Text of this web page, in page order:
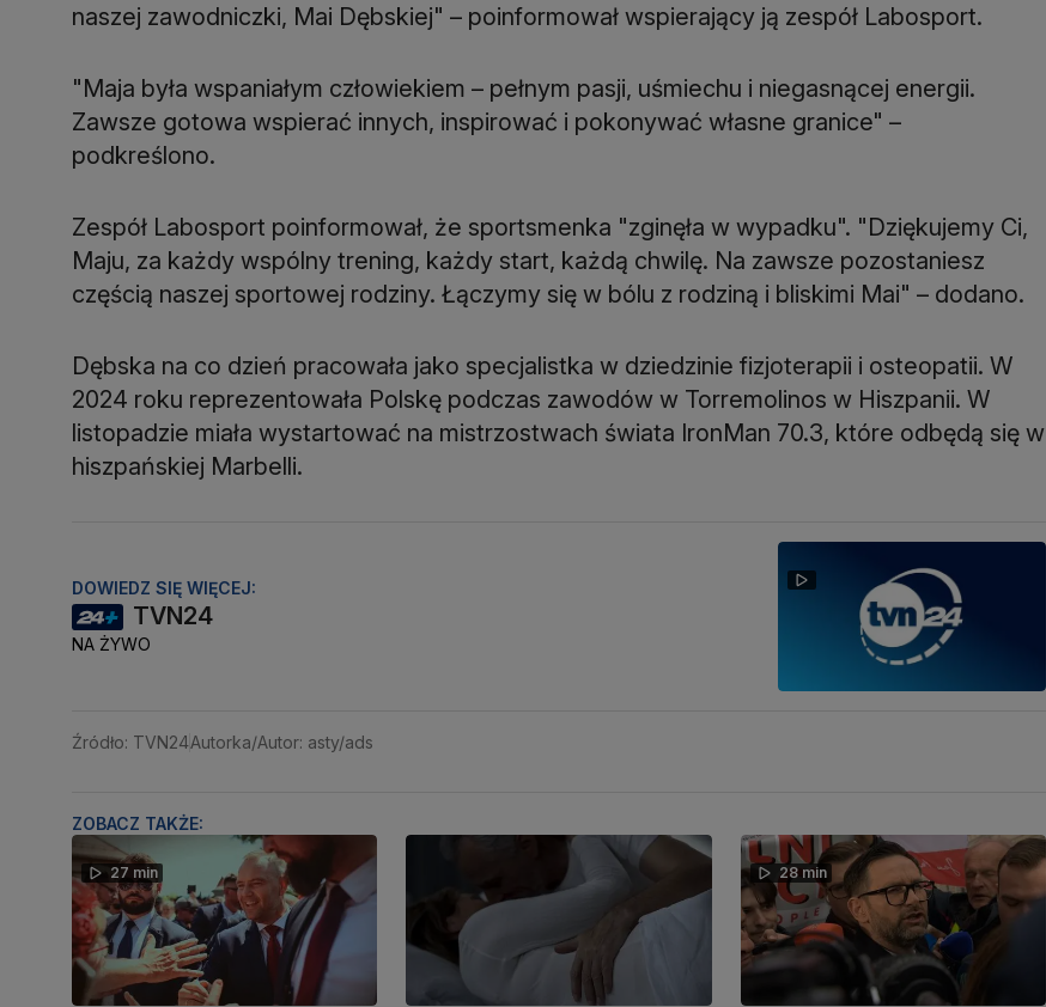
naszej zawodniczki, Mai Dębskiej" – poinformował wspierający ją zespół Labosport.
"Maja była wspaniałym człowiekiem – pełnym pasji, uśmiechu i niegasnącej energii.
Zawsze gotowa wspierać innych, inspirować i pokonywać własne granice" –
podkreślono.
Zespół Labosport poinformował, że sportsmenka "zginęła w wypadku". "Dziękujemy Ci,
Maju, za każdy wspólny trening, każdy start, każdą chwilę. Na zawsze pozostaniesz
częścią naszej sportowej rodziny. Łączymy się w bólu z rodziną i bliskimi Mai" – dodano.
Dębska na co dzień pracowała jako specjalistka w dziedzinie fizjoterapii i osteopatii. W
2024 roku reprezentowała Polskę podczas zawodów w Torremolinos w Hiszpanii. W
listopadzie miała wystartować na mistrzostwach świata IronMan 70.3, które odbędą się w
hiszpańskiej Marbelli.
DOWIEDZ SIĘ WIĘCEJ:
TVN24
NA ŻYWO
Źródło: TVN24Autorka/Autor: asty/ads
ZOBACZ TAKŻE:
27 min 28 min